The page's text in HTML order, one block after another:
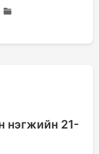
нэгжийн 21-